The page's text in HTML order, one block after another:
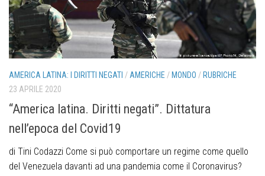
AMERICA LATINA: I DIRITTI NEGATI /AMERICHE / MONDO / RUBRICHE
23 APRILE 2020
“America latina. Diritti negati”. Dittatura
nell’epoca del Covid19
di Tini Codazzi Come si può comportare un regime come quello
del Venezuela davanti ad una pandemia come il Coronavirus?